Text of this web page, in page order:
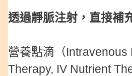
透過靜脈注射，直接補
營養點滴（Intravenous
Therapy, IV Nutrient